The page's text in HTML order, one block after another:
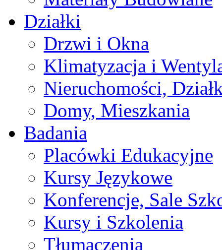
Działki
Drzwi i Okna
Klimatyzacja i
Nieruchomości,
Domy, Mieszkania
Badania
Placówki Edukacyjne
Kursy Językowe
Konferencje, Sale
Kursy i Szkolenia
Tłumaczenia